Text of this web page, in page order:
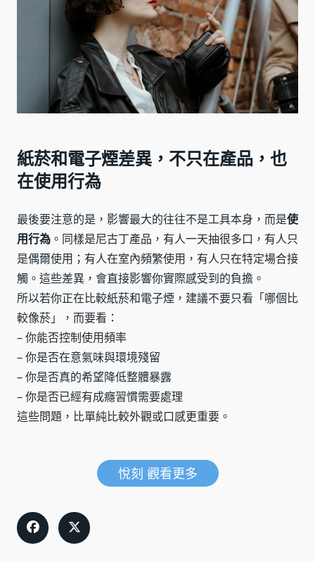
紙菸和電子煙差異，不只在產品，也
在使用行為
最後要注意的是，影響最大的往往不是工具本身，而是使
用行為 。同樣是尼古丁產品，有人一天抽很多口，有人只
是偶爾使用；有人在室內頻繁使用，有人只在特定場合接
觸。這些差異，會直接影響你實際感受到的負擔。
所以若你正在比較紙菸和電子煙，建議不要只看「哪個比
較像菸」，而要看：
– 你能否控制使用頻率
– 你是否在意氣味與環境殘留
– 你是否真的希望降低整體暴露
– 你是否已經有成癮習慣需要處理
這些問題，比單純比較外觀或口感更重要。
悅刻 觀看更多